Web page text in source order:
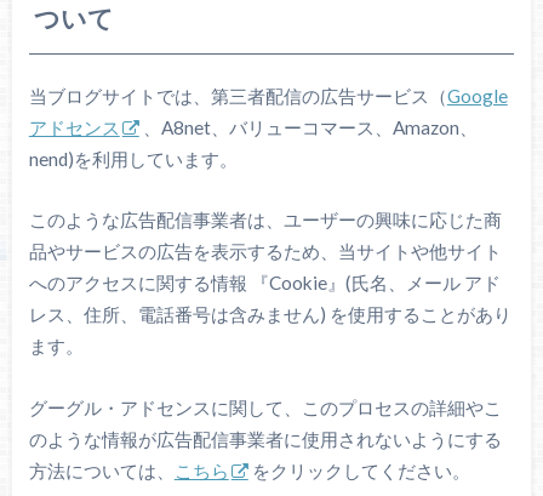
ついて
当ブログサイトでは、第三者配信の広告サービス（Google
アドセンス
、A8net、バリューコマース、Amazon、
nend)を利用しています。
このような広告配信事業者は、ユーザーの興味に応じた商
品やサービスの広告を表示するため、当サイトや他サイト
へのアクセスに関する情報 『Cookie』(氏名、メール アド
レス、住所、電話番号は含みません) を使用することがあり
ます。
グーグル・アドセンスに関して、このプロセスの詳細やこ
のような情報が広告配信事業者に使用されないようにする
方法については、
こちら をクリックしてください。